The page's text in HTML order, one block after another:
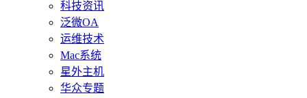
科技资讯
泛微OA
运维技术
Mac系统
星外主机
华众专题